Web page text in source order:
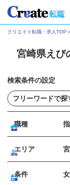
クリエイト転職・求人TOP ＞
宮崎県えび
検索条件の設定
職種
エリア
条件